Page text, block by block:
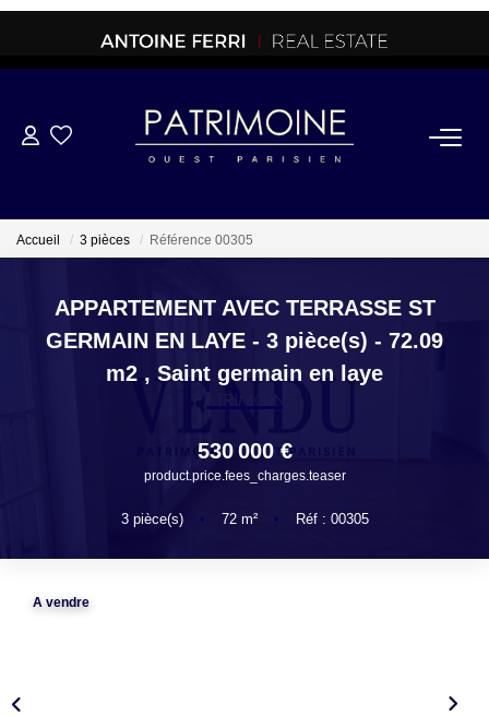
ACHETER
OFF MARKET
NORMANDIE/LA BAULE
BRETAGNE
NOTRE AGENCE
Accueil 3 pièces Référence 00305
APPARTEMENT AVEC TERRASSE ST
GERMAIN EN LAYE - 3 pièce(s) - 72.09
m2 , Saint germain en laye
530 000 €
product.price.fees_charges.teaser
3pièce(s) 72m² Réf : 00305
A vendre